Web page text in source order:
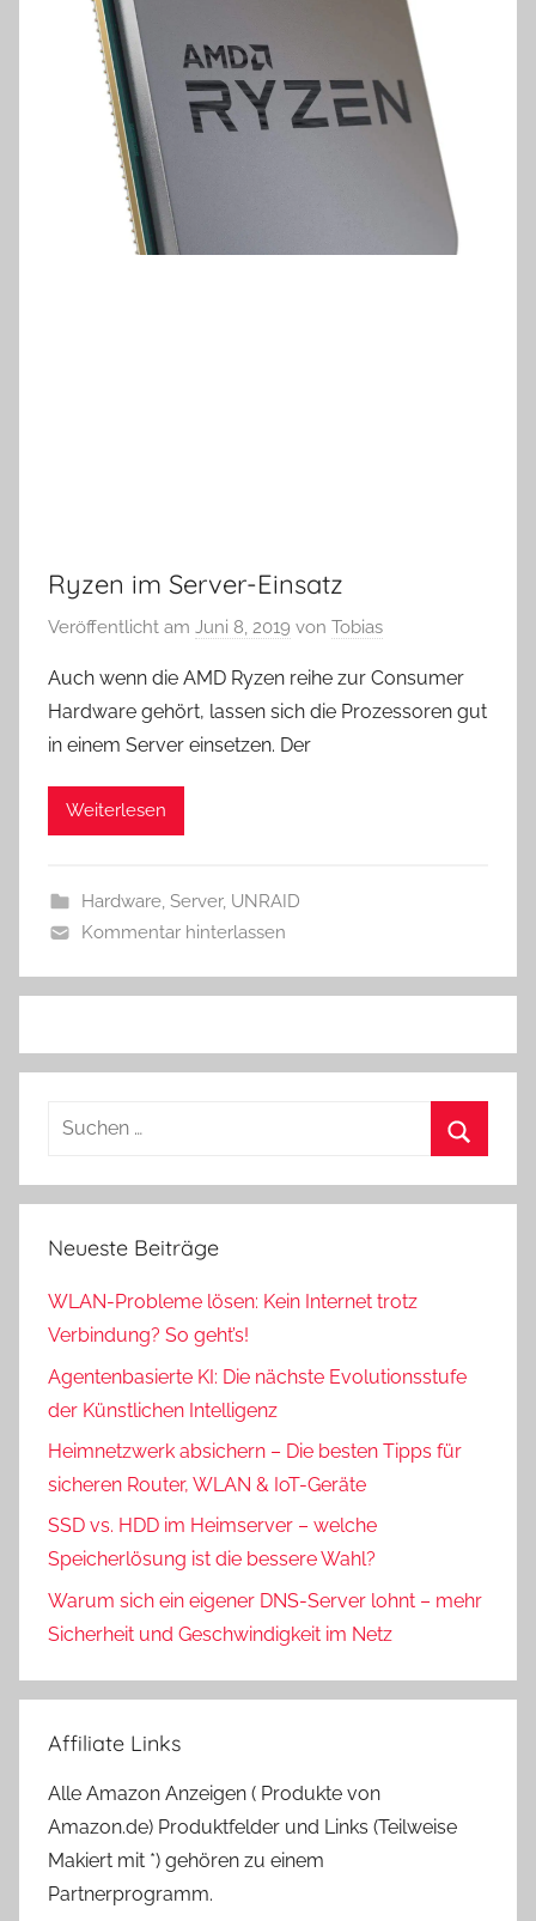
Ryzen im Server-Einsatz
Veröffentlicht am Juni 8, 2019 von Tobias
Auch wenn die AMD Ryzen reihe zur Consumer
Hardware gehört, lassen sich die Prozessoren gut
in einem Server einsetzen. Der
Weiterlesen
Hardware, Server, UNRAID
Kommentar hinterlassen
Suchen
Neueste Beiträge
WLAN-Probleme lösen: Kein Internet trotz
Verbindung? So geht’s!
Agentenbasierte KI: Die nächste Evolutionsstufe
der Künstlichen Intelligenz
Heimnetzwerk absichern – Die besten Tipps für
sicheren Router, WLAN & IoT-Geräte
SSD vs. HDD im Heimserver – welche
Speicherlösung ist die bessere Wahl?
Warum sich ein eigener DNS-Server lohnt – mehr
Sicherheit und Geschwindigkeit im Netz
Affiliate Links
Alle Amazon Anzeigen ( Produkte von
Amazon.de) Produktfelder und Links (Teilweise
Makiert mit *) gehören zu einem
Partnerprogramm.